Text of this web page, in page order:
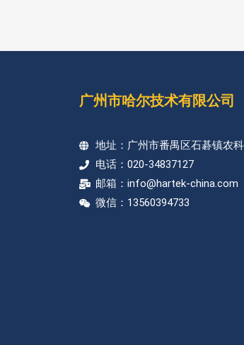
广州市哈尔技术有限公司
地址：广州市番禺区石碁镇农
电话：020-34837127
邮箱：info@hartek-china.com
微信：13560394733